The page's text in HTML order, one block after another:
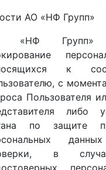
АО «НФ Групп»
«НФ Групп»
к
с
Пользователя
либо
по защите
в